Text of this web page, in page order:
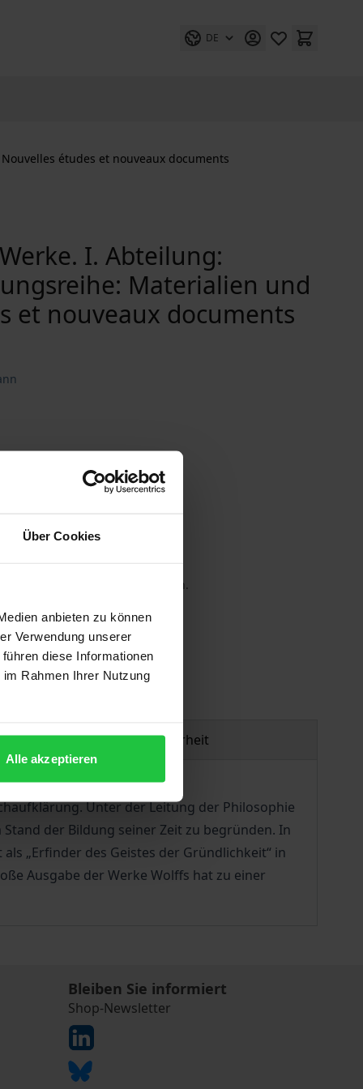
Über Cookies
anbieten zu können
Verwendung unserer
diese Informationen
Rahmen Ihrer Nutzung
Alle akzeptieren
DE
études et nouveaux documents
I. Abteilung:
Materialien und
et nouveaux documents
MwSt. an der Kasse variieren.
Produktsicherheit
Unter der Leitung der Philosophie
der Bildung seiner Zeit zu begründen. In
„Erfinder des Geistes der Gründlichkeit“ in
Ausgabe der Werke Wolffs hat zu einer
Bleiben Sie informiert
Shop-Newsletter